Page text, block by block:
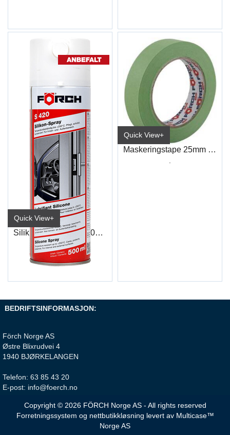
Quick View+
Silikon Spray S420 500ml
6536 1500/No
Quick View+
Maskeringstape 25mm (45M) Grønn
BEDRIFTSINFORMASJON:
Förch Norge AS
Østre Blixrudvei 4
1940 BJØRKELANGEN
Telefon: 63 85 43 20
E-post: info@foerch.no
Copyright © 2026 FÖRCH Norge AS - All rights reserved
Forretningssystem og nettbutikkløsning levert av Multicase™
Norge AS